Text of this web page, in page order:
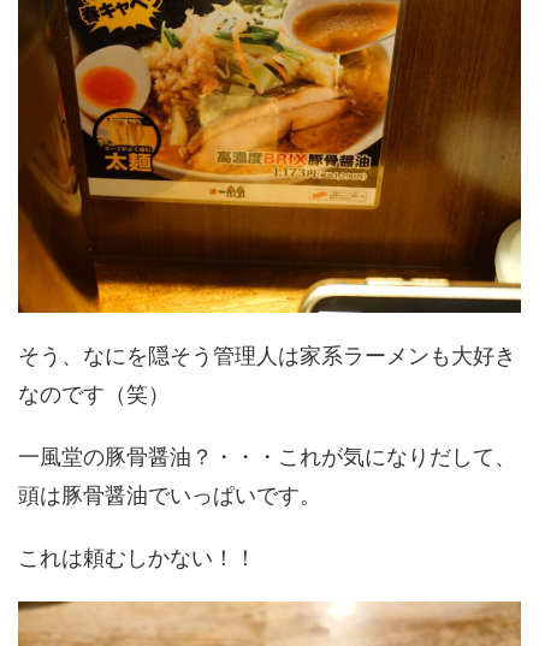
そう、なにを隠そう管理人は家系ラーメンも大好き
なのです（笑）
一風堂の豚骨醤油？・・・これが気になりだして、
頭は豚骨醤油でいっぱいです。
これは頼むしかない！！